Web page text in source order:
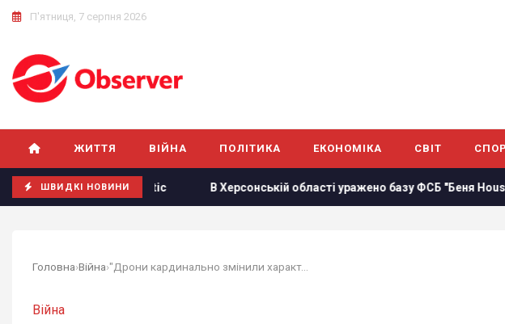
П'ятниця, 7 серпня 2026
ЖИТТЯ ВІЙНА ПОЛІТИКА ЕКОНОМІКА СВІТ
ШВИДКІ НОВИНИ
Atlantic В Херсонській області уражено базу ФСБ "Беня House": Мадяр розкрив
Головна›Війна› "Дрони кардинально змінили характер ведення...
Війна